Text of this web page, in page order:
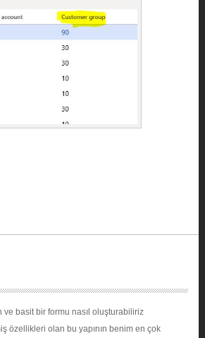
ve basit bir formu nasıl oluşturabiliriz
özellikleri olan bu yapının benim en çok